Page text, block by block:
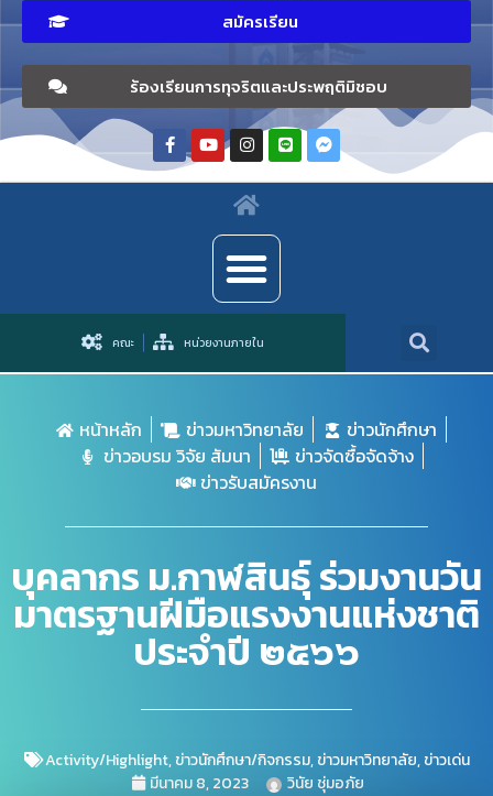
สมัครเรียน
ร้องเรียนการทุจริตและประพฤติมิชอบ
คณะ หน่วยงานภายใน
หน้าหลัก ข่าวมหาวิทยาลัย
ข่าวนักศึกษา
ข่าวอบรม วิจัย สัมนา
ข่าวจัดซื้อจัดจ้าง
ข่าวรับสมัครงาน
บุคลากร ม.กาฬสินธุ์ ร่วมงานวัน
มาตรฐานฝีมือแรงงานแห่งชาติ
ประจำปี ๒๕๖๖
Activity/Highlight,ข่าวนักศึกษา/กิจกรรม,ข่าวมหาวิทยาลัย,ข่าวเด่น
มีนาคม 8, 2023
วินัย ชุ่มอภัย